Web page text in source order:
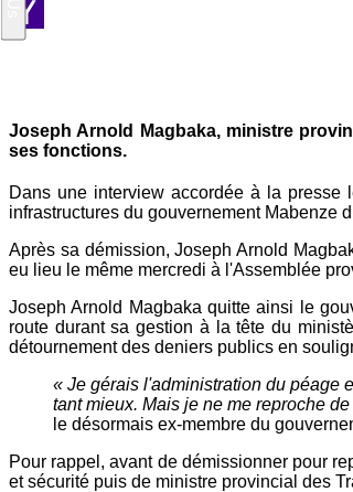
Viber
Yahoo
Joseph Arnold Magbaka, ministre
ses fonctions.
Dans une interview accordée à la presse
infrastructures du gouvernement Mabenze
Après sa démission, Joseph Arnold
eu lieu le même mercredi à l'Assemblée
Joseph Arnold Magbaka quitte ainsi le
route durant sa gestion à la tête du
détournement des deniers publics en
« Je gérais l'administration du péage
tant mieux. Mais je ne me reproche
le désormais ex-membre du
Pour rappel, avant de démissionner pour
et sécurité puis de ministre provincial des